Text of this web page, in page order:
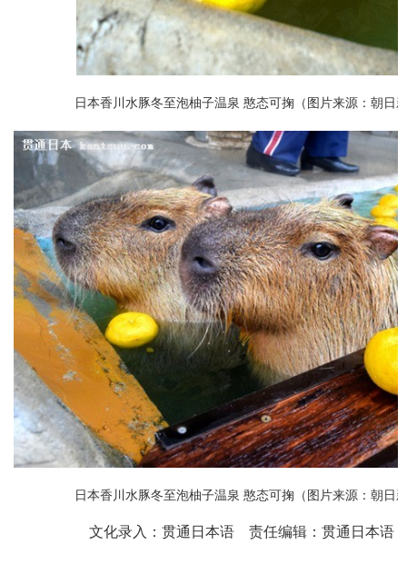
日本香川水豚冬至泡柚子温泉 憨态可掬（图片来源：朝日
日本香川水豚冬至泡柚子温泉 憨态可掬（图片来源：朝日
文化录入：贯通日本语 责任编辑：贯通日本语